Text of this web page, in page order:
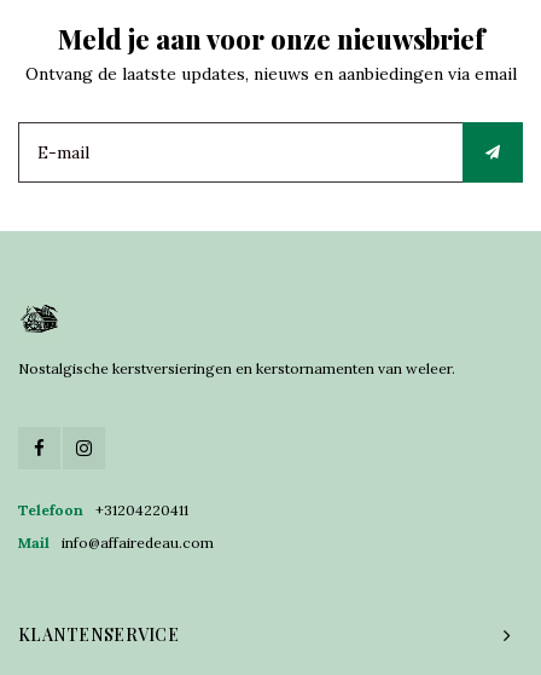
Meld je aan voor onze nieuwsbrief
Ontvang de laatste updates, nieuws en aanbiedingen via email
Nostalgische kerstversieringen en kerstornamenten van weleer.
Telefoon
+31204220411
Mail
info@affairedeau.com
KLANTENSERVICE